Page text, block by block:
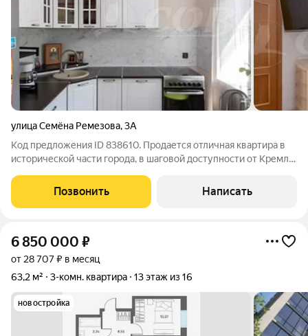
улица Семёна Ремезова,3А
Код предложения ID 838610. Продается отличная квартира в
исторической части города, в шаговой доступности от Кремля.
уютные изолированные спальни. Хороший ремонт: стены
идеально выровнены, на
Позвонить Написать
6 850 000 ₽
от 28 707 ₽ в месяц
63,2 м²
3-комн. квартира 13 этаж из 16
новостройка